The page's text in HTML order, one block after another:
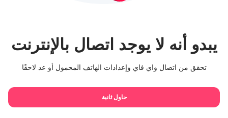
يبدو أنه لا يوجد اتصال بالإنترنت
تحقق من اتصال واي فاي وإعدادات الهاتف المحمول أو عد لاحقًا
حاول ثانية